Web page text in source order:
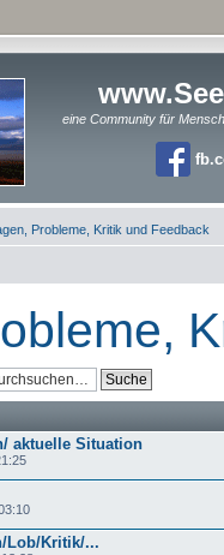
eine Community für
Probleme, Kritik und Feedback
aktuelle Situation
Lob/Kritik/...